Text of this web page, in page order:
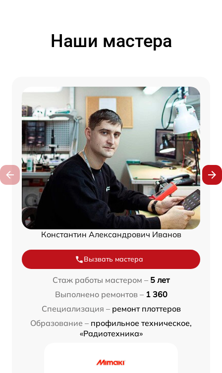
Наши мастера
Константин Александрович Иванов
Вызвать мастера
Стаж работы мастером – 5 лет
Выполнено ремонтов – 1 360
Специализация – ремонт плоттеров
Образование – профильное техническое,
«Радиотехника»